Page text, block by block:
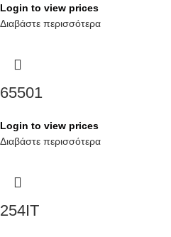
Login to view prices
Διαβάστε περισσότερα
65501
Login to view prices
Διαβάστε περισσότερα
254IT